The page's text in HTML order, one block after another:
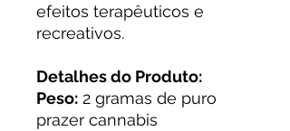
efeitos terapêuticos e
recreativos.
Detalhes do Produto:
Peso: 2 gramas de puro
prazer cannabis